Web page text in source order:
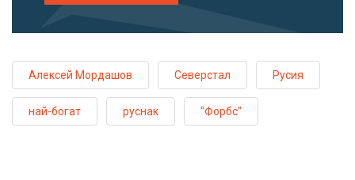
Алексей Мордашов Северстал Русия
най-богат руснак "Форбс"